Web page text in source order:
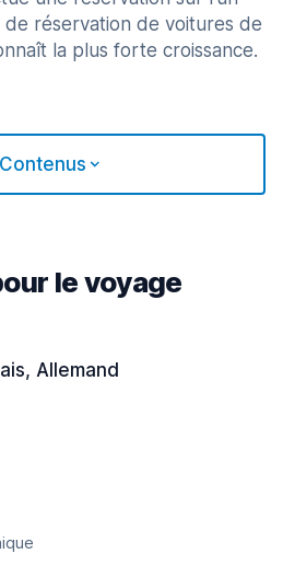
réservation de voitures de
la plus forte croissance.
Contenus
le voyage
Allemand